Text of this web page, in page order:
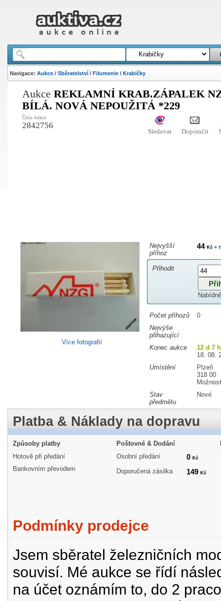
Navigace: Aukce/ Sběratelství/ Filumenie/ Krabičky
Aukce REKLAMNÍ KRAB.ZÁPALEK
BÍLÁ. NOVÁ NEPOUŽITÁ *229
Číslo Aukce:
2842756
Sledovat Doporučit
Více fotografií
Nejvyšší
příhoz
44 Kč+
Přihodit
Počet příhozů
0
Nejvýše
přihazující
Konec aukce
12 d 7
18. 08.
Umístění
Plzeň
318 00
Stav
předmětu
Nové
Platba & Náklady na dopravu
Způsoby platby
Hotově při předání
Bankovním převodem
Poštovné & Dodání
Osobní předání
0 Kč
Doporučená zásilka 149 Kč
Podmínky prodejce
Jsem sběratel železničních
souvisí. Mé aukce se řídí
na účet oznámím to, do 2